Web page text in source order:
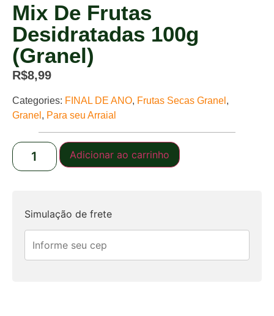
Mix De Frutas
Desidratadas 100g
(Granel)
R$8,99
Categories: FINAL DE ANO, Frutas Secas Granel ,
Granel , Para seu Arraial
Adicionar ao carrinho
Simulação de frete